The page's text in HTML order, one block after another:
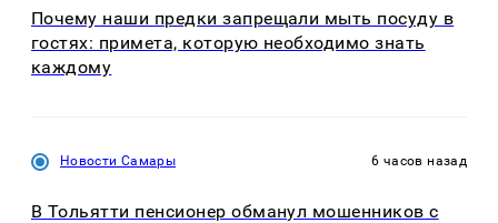
Почему наши предки запрещали мыть посуду в
гостях: примета, которую необходимо знать
каждому
Новости Самары 6 часов назад
В Тольятти пенсионер обманул мошенников с